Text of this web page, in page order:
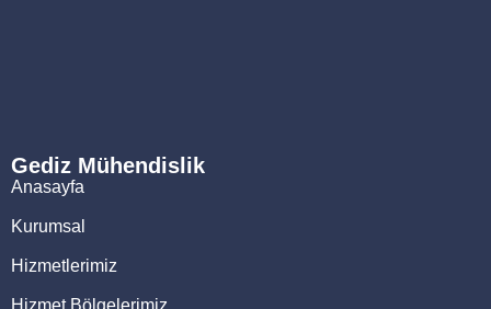
Gediz Mühendislik
Anasayfa
Kurumsal
Hizmetlerimiz
Hizmet Bölgelerimiz